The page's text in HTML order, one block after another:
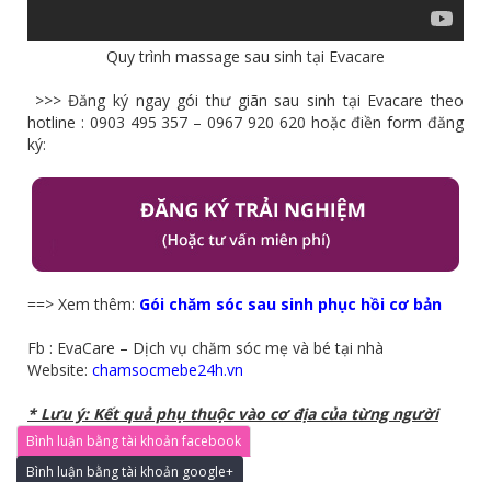
Quy trình massage sau sinh tại Evacare
>>> Đăng ký ngay gói thư giãn sau sinh tại Evacare theo
hotline : 0903 495 357 – 0967 920 620 hoặc điền form đăng
ký:
==> Xem thêm: Gói chăm sóc sau sinh phục hồi cơ bản
Fb : EvaCare – Dịch vụ chăm sóc mẹ và bé tại nhà
Website: chamsocmebe24h.vn
* Lưu ý: Kết quả phụ thuộc vào cơ địa của từng người
Bình luận bằng tài khoản facebook
Bình luận bằng tài khoản google+